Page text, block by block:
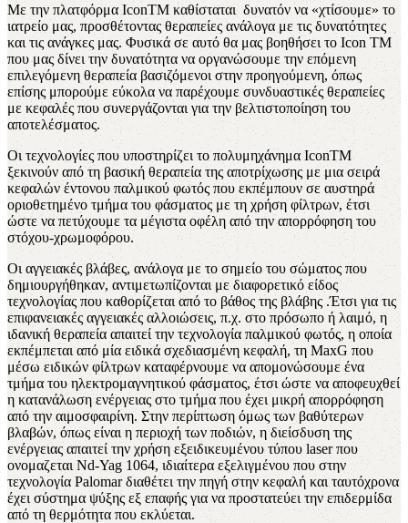
Με την πλατφόρμα IconTM καθίσταται δυνατόν να «χτίσουμε» το
ιατρείο μας, προσθέτοντας θεραπείες ανάλογα με τις δυνατότητες
και τις ανάγκες μας. Φυσικά σε αυτό θα μας βοηθήσει το Icon TM
που μας δίνει την δυνατότητα να οργανώσουμε την επόμενη
επιλεγόμενη θεραπεία βασιζόμενοι στην προηγούμενη, όπως
επίσης μπορούμε εύκολα να παρέχουμε συνδυαστικές θεραπείες
με κεφαλές που συνεργάζονται για την βελτιστοποίηση του
αποτελέσματος.
Οι τεχνολογίες που υποστηρίζει το πολυμηχάνημα IconTM
ξεκινούν από τη βασική θεραπεία της αποτρίχωσης με μια σειρά
κεφαλών έντονου παλμικού φωτός που εκπέμπουν σε αυστηρά
οριοθετημένο τμήμα του φάσματος με τη χρήση φίλτρων, έτσι
ώστε να πετύχουμε τα μέγιστα οφέλη από την απορρόφηση του
στόχου-χρωμοφόρου.
Οι αγγειακές βλάβες, ανάλογα με το σημείο του σώματος που
δημιουργήθηκαν, αντιμετωπίζονται με διαφορετικό είδος
τεχνολογίας που καθορίζεται από το βάθος της βλάβης .Έτσι για τις
επιφανειακές αγγειακές αλλοιώσεις, π.χ. στο πρόσωπο ή λαιμό, η
ιδανική θεραπεία απαιτεί την τεχνολογία παλμικού φωτός, η οποία
εκπέμπεται από μία ειδικά σχεδιασμένη κεφαλή, τη MaxG που
μέσω ειδικών φίλτρων καταφέρνουμε να απομονώσουμε ένα
τμήμα του ηλεκτρομαγνητικού φάσματος, έτσι ώστε να αποφευχθεί
η κατανάλωση ενέργειας στο τμήμα που έχει μικρή απορρόφηση
από την αιμοσφαιρίνη. Στην περίπτωση όμως των βαθύτερων
βλαβών, όπως είναι η περιοχή των ποδιών, η διείσδυση της
ενέργειας απαιτεί την χρήση εξειδικευμένου τύπου laser που
ονομαζεται Nd-Yag 1064, ιδιαίτερα εξελιγμένου που στην
τεχνολογία Palomar διαθέτει την πηγή στην κεφαλή και ταυτόχρονα
έχει σύστημα ψύξης εξ επαφής για να προστατεύει την επιδερμίδα
από τη θερμότητα που εκλύεται.